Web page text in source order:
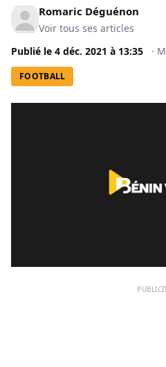
Romaric Déguénon
Voir tous ses articles
Publié le 4 déc. 2021 à 13:35 ·
FOOTBALL